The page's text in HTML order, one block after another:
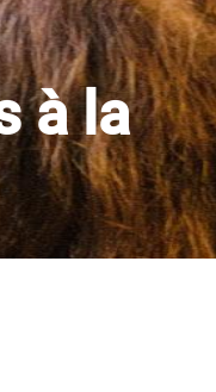
à la